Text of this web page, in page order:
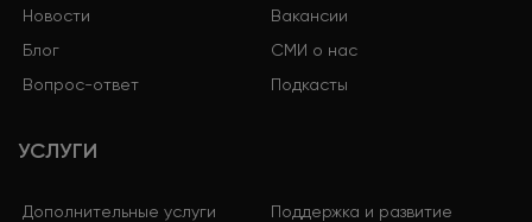
Новости
Вакансии
Блог
СМИ о нас
Вопрос-ответ
Подкасты
УСЛУГИ
Дополнительные услуги
Поддержка и развитие